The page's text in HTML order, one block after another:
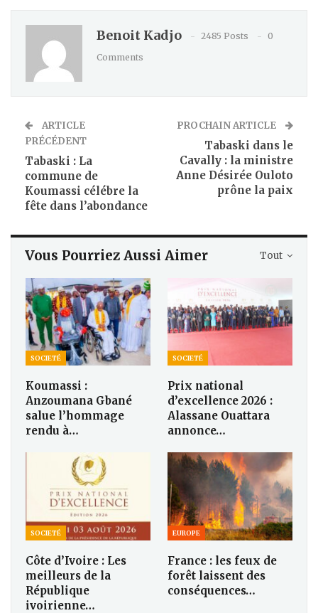
Benoit Kadjo 2485 Posts
0
Comments
ARTICLE
PRÉCÉDENT
Tabaski : La
commune de
Koumassi célébre la
fête dans l’abondance
PROCHAIN ARTICLE
Tabaski dans le
Cavally : la ministre
Anne Désirée Ouloto
prône la paix
Tout
Vous Pourriez Aussi Aimer
SOCIETÉ
Koumassi :
Anzoumana Gbané
salue l’hommage
rendu à…
SOCIETÉ
Prix national
d’excellence 2026 :
Alassane Ouattara
annonce…
SOCIETÉ
Côte d’Ivoire : Les
meilleurs de la
République
ivoirienne…
EUROPE
France : les feux de
forêt laissent des
conséquences…